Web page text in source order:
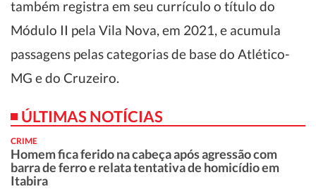
também registra em seu currículo o título do
Módulo II pela Vila Nova, em 2021, e acumula
passagens pelas categorias de base do Atlético-
MG e do Cruzeiro.
ÚLTIMAS NOTÍCIAS
CRIME
Homem fica ferido na cabeça após agressão com
barra de ferro e relata tentativa de homicídio em
Itabira